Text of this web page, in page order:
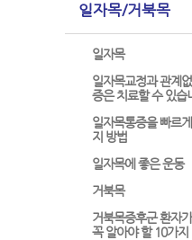
일자목/거북목
일자목
일자목교정과 관계
증은 치료할 수 있습
일자목통증을 빠르
지 방법
일자목에 좋은 운동
거북목
거북목증후군 환자가
꼭 알아야 할 10가지